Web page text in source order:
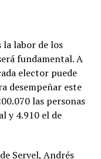
la labor de los
fundamental. A
elector puede
desempeñar este
las personas
y 4.910 el de
Servel, Andrés